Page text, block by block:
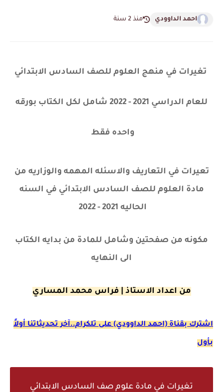
احمد الداوودي منذ 2 سنة
تغيرات في منهج العلوم للصف السادس الابتدائي
للعام الدراسي 2021 - 2022 شامل لكل الكتاب بورقه
واحده فقط
تعيرات في التعاريف والاسئله المهمه والوزاريه من
مادة العلوم للصف السادس الابتدائي في السنه
الحاليه 2021 - 2022
مكونه من صفحتين وشامل للمادة من بدايه الكتاب
الى النهايه
من اعداد الاستاذ | فراس محمد المساري
اشترك بقناة (احمد الداوودي) على تلكرام..آخر تحديثاتنا أولاً
بأول
تغيرات في مادة علوم صف السادس الابتدائي